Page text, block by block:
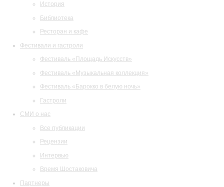
История
Библиотека
Ресторан и кафе
Фестивали и гастроли
Фестиваль «Площадь Искусств»
Фестиваль «Музыкальная коллекция»
Фестиваль «Барокко в белую ночь»
Гастроли
СМИ о нас
Все публикации
Рецензии
Интервью
Время Шостаковича
Партнеры